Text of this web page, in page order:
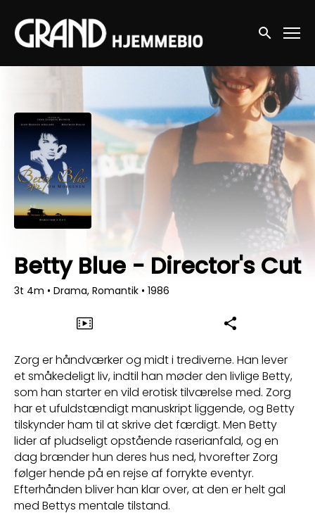
Accessibility Links
Søg nu
Betty Blue - Director's Cut
3t 4m • Drama, Romantik • 1986
Zorg er håndværker og midt i trediverne. Han lever
et småkedeligt liv, indtil han møder den livlige Betty,
som han starter en vild erotisk tilværelse med. Zorg
har et ufuldstændigt manuskript liggende, og Betty
tilskynder ham til at skrive det færdigt. Men Betty
lider af pludseligt opstående raserianfald, og en
dag brænder hun deres hus ned, hvorefter Zorg
følger hende på en rejse af forrykte eventyr.
Efterhånden bliver han klar over, at den er helt gal
med Bettys mentale tilstand.